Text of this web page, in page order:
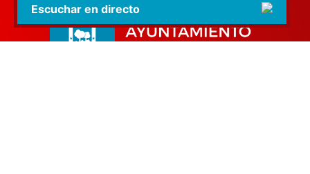
Escuchar en directo